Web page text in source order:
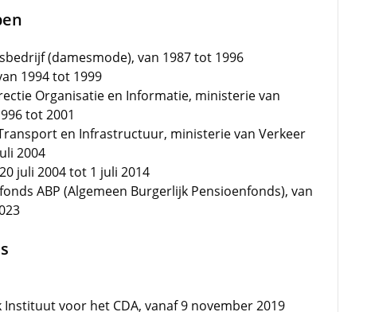
(damesmode), van 1987 tot 1996
1994 tot 1999
Organisatie en Informatie, ministerie van
tot 2001
en Infrastructuur, ministerie van Verkeer
2004
juli 2004 tot 1 juli 2014
ABP (Algemeen Burgerlijk Pensioenfonds), van
voor het CDA, vanaf 9 november 2019